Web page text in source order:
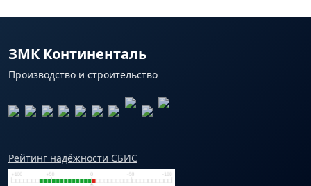
ЗМК Континенталь
Производство и строительство
Рейтинг надёжности СБИС